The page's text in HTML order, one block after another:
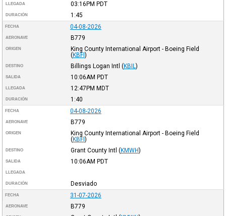
LLEGADA 03:16PM PDT
DURACIÓN 1:45
FECHA 04-08-2026
AERONAVE B779
ORIGEN
King County International Airport - Boeing Field
(KBFI )
DESTINO Billings Logan Intl (KBIL)
SALIDA 10:06AM PDT
LLEGADA 12:47PM MDT
DURACIÓN 1:40
FECHA 04-08-2026
AERONAVE B779
ORIGEN
King County International Airport - Boeing Field
(KBFI)
DESTINO Grant County Intl (KMWH)
SALIDA 10:06AM PDT
LLEGADA
DURACIÓN Desviado
FECHA 31-07-2026
AERONAVE B779